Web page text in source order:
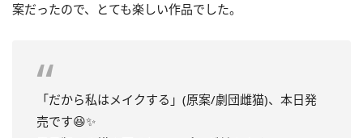
案だったので、とても楽しい作品でした。
「だから私はメイクする」(原案/劇団雌猫)、本日発
売です😆✨